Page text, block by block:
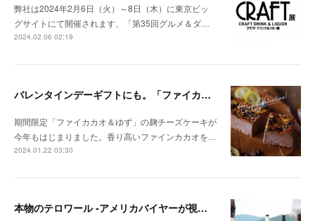
弊社は2024年2月6日（火）～8日（木）に東京ビッ
グサイトにて開催されます、「第35回グルメ＆ダ…
2024.02.06 02:19
バレンタインデーギフトにも。「ファイカカオ＆ゆず」の麹チーズケーキが今年も始まりました。
期間限定「ファイカカオ＆ゆず」の麹チーズケーキが
今年もはじまりました。香り高いファインカカオを…
2024.01.22 03:30
本物のテロワール -アメリカバイヤーが視察に来てくれました-